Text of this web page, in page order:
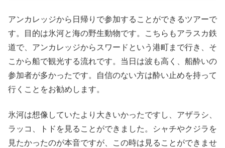
アンカレッジから日帰りで参加することができるツアーで
す。目的は氷河と海の野生動物です。こちらもアラスカ鉄
道で、アンカレッジからスワードという港町まで行き、そ
こから船で観光する流れです。当日は波も高く、船酔いの
参加者が多かったです。自信のない方は酔い止めを持って
行くことをお勧めします。
氷河は想像していたより大きいかったですし、アザラシ、
ラッコ、トドを見ることができました。シャチやクジラを
見たかったのが本音ですが、この時は見ることができませ